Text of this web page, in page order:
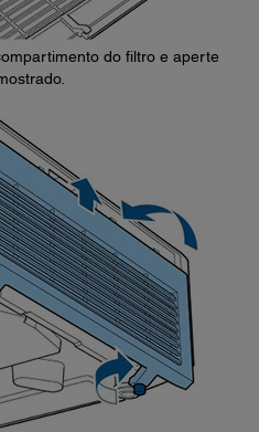
do filtro e aperte